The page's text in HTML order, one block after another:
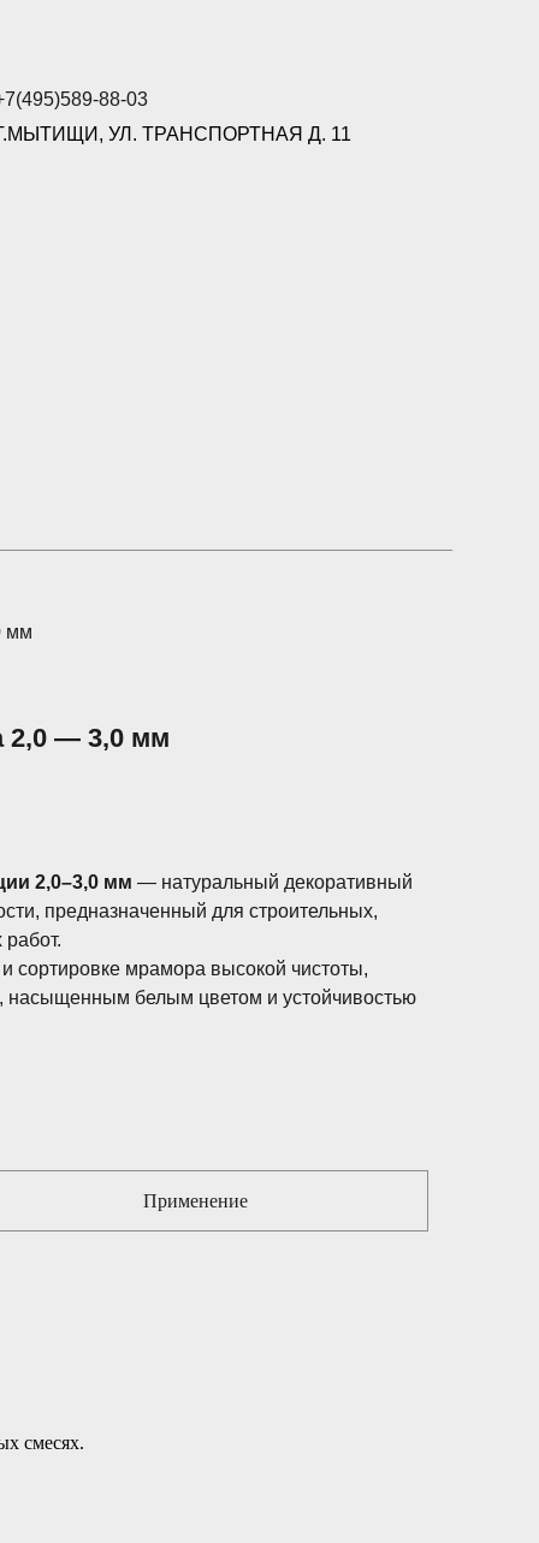
УЛ. ТРАНСПОРТНАЯ Д. 11
88-03
мм
2,0 — 3,0 мм
2,0–3,0 мм — натуральный декоративный
предназначенный для строительных,
сортировке мрамора высокой чистоты,
насыщенным белым цветом и устойчивостью
Применение
смесях.